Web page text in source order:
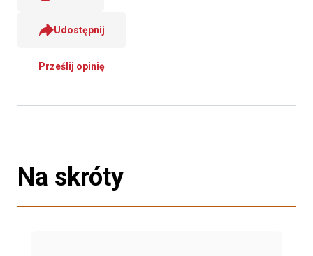
Udostępnij
Prześlij opinię
Na skróty